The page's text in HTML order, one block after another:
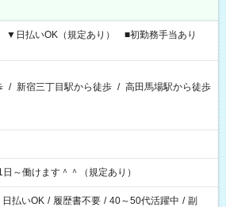
▼日払いOK（規定あり） ■初勤務手当あり
/ 新宿三丁目駅から徒歩 / 高田馬場駅から徒歩
～働けます＾＾（規定あり）
日払いOK / 履歴書不要 / 40～50代活躍中 / 副